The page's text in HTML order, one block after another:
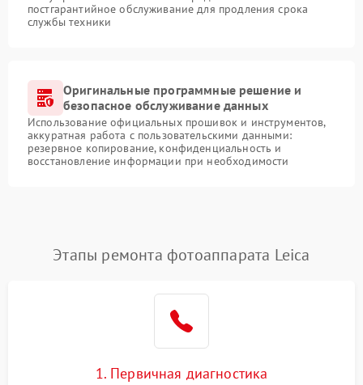
постгарантийное обслуживание для продления срока
службы техники
Оригинальные программные решение и
безопасное обслуживание данных
Использование официальных прошивок и инструментов,
аккуратная работа с пользовательскими данными:
резервное копирование, конфиденциальность и
восстановление информации при необходимости
Этапы ремонта фотоаппарата Leica
1. Первичная диагностика